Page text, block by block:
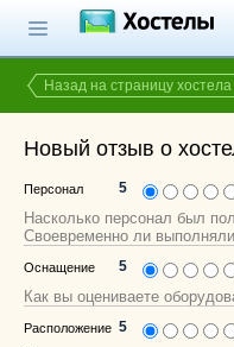
Назад на страницу хостела
Новый отзыв о
Персонал 5
Насколько персонал был
Своевременно ли
Оснащение 5
Как вы оцениваете
Расположение 5
Поиск хостела
хостелах
Каталог
Как оплатить
Контакты